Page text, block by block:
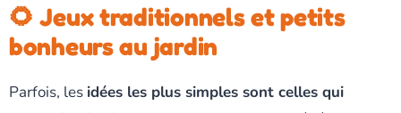
🌻 Jeux traditionnels et petits
bonheurs au jardin
Parfois, les idées les plus simples sont celles qui